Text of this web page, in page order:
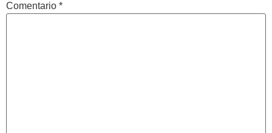
Comentario *